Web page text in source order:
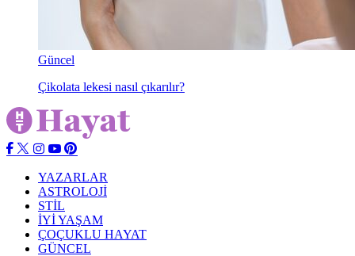
Güncel
Çikolata lekesi nasıl çıkarılır?
YAZARLAR
ASTROLOJİ
STİL
İYİ YAŞAM
ÇOÇUKLU HAYAT
GÜNCEL